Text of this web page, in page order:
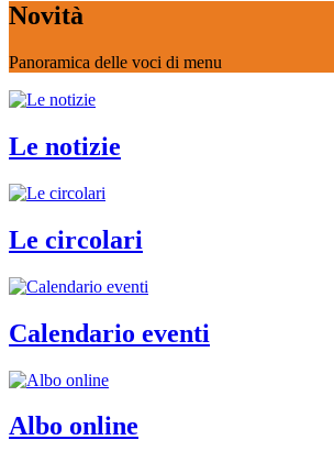
Novità
Panoramica delle voci di menu
Le notizie
Le circolari
Calendario eventi
Albo online